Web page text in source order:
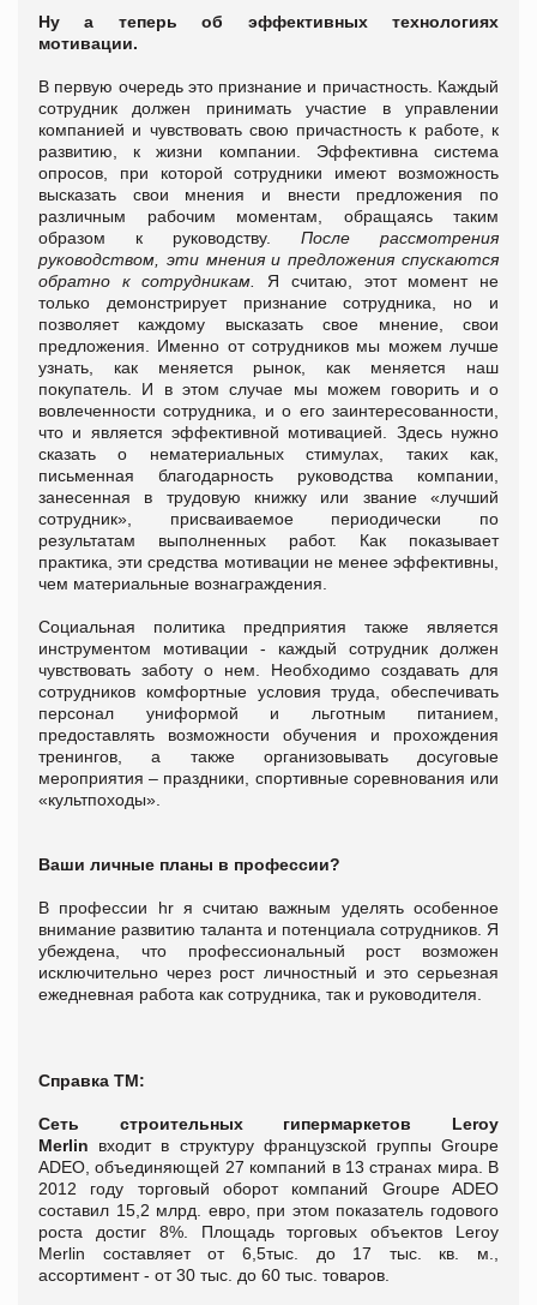
Ну а теперь об эффективных технологиях
мотивации.
В первую очередь это признание и причастность. Каждый
сотрудник должен принимать участие в управлении
компанией и чувствовать свою причастность к работе, к
развитию, к жизни компании. Эффективна система
опросов, при которой сотрудники имеют возможность
высказать свои мнения и внести предложения по
различным рабочим моментам, обращаясь таким
образом к руководству. После рассмотрения
руководством, эти мнения и предложения спускаются
обратно к сотрудникам.
Я считаю, этот момент не
только демонстрирует признание сотрудника, но и
позволяет каждому высказать свое мнение, свои
предложения. Именно от сотрудников мы можем лучше
узнать, как меняется рынок, как меняется наш
покупатель. И в этом случае мы можем говорить и о
вовлеченности сотрудника, и о его заинтересованности,
что и является эффективной мотивацией. Здесь нужно
сказать о нематериальных стимулах, таких как,
письменная благодарность руководства компании,
занесенная в трудовую книжку или звание «лучший
сотрудник», присваиваемое периодически по
результатам выполненных работ. Как показывает
практика, эти средства мотивации не менее эффективны,
чем материальные вознаграждения.
Социальная политика предприятия также является
инструментом мотивации - каждый сотрудник должен
чувствовать заботу о нем. Необходимо создавать для
сотрудников комфортные условия труда, обеспечивать
персонал униформой и льготным питанием,
предоставлять возможности обучения и прохождения
тренингов, а также организовывать досуговые
мероприятия – праздники, спортивные соревнования или
«культпоходы».
Ваши личные планы в профессии?
В профессии hr я считаю важным уделять особенное
внимание развитию таланта и потенциала сотрудников. Я
убеждена, что профессиональный рост возможен
исключительно через рост личностный и это серьезная
ежедневная работа как сотрудника, так и руководителя.
Справка ТМ:
Сеть строительных гипермаркетов Leroy
Merlin входит в структуру французской группы Groupe
ADEO, объединяющей 27 компаний в 13 странах мира. В
2012 году торговый оборот компаний Groupe ADEO
составил 15,2 млрд. евро, при этом показатель годового
роста достиг 8%. Площадь торговых объектов Leroy
Merlin составляет от 6,5тыс. до 17 тыс. кв. м.,
ассортимент - от 30 тыс. до 60 тыс. товаров.